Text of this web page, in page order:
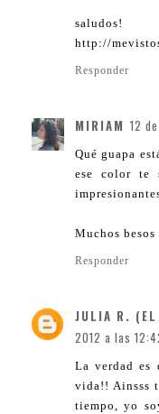
saludos!
http://
Responder
MIRIAM 12
Qué guapa
ese color te
Muchos besos
Responder
JULIA R. (EL
2012 a las
La verdad es
vida!! Ainsss
tiempo, yo